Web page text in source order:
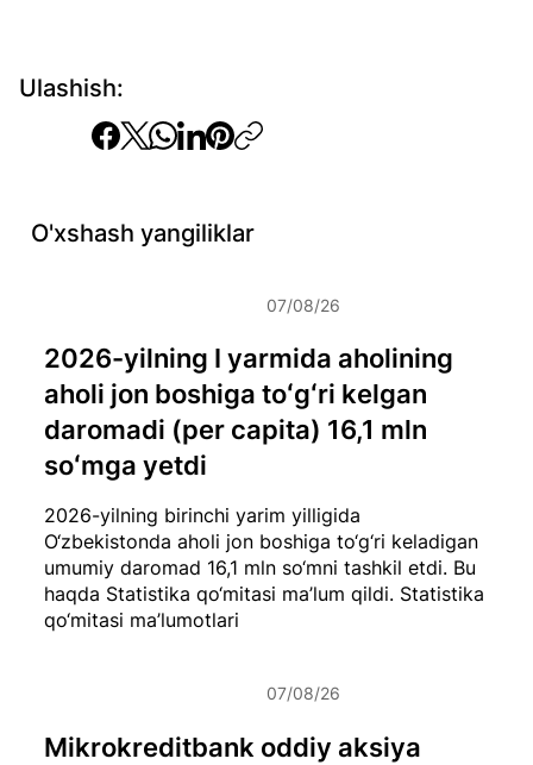
Ulashish:
O'xshash yangiliklar
2026-yilning birinchi yarim yilligida
O‘zbekistonda aholi jon boshiga to‘g‘ri keladigan
umumiy daromad 16,1 mln so‘mni tashkil etdi. Bu
haqda Statistika qo‘mitasi ma’lum qildi. Statistika
qo‘mitasi ma’lumotlari
2026-yilning I yarmida aholining
aholi jon boshiga toʻgʻri kelgan
daromadi (per capita) 16,1 mln
soʻmga yetdi
07/08/26
Mikrokreditbank oddiy aksiya
07/08/26